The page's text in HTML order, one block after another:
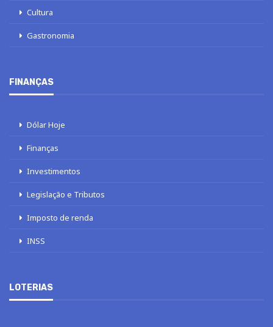
Cultura
Gastronomia
FINANÇAS
Dólar Hoje
Finanças
Investimentos
Legislação e Tributos
Imposto de renda
INSS
LOTERIAS